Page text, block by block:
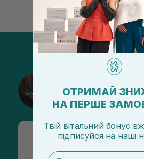
Подписаться
ОТРИМАЙ
НА ПЕРШЕ
Твій вітальний бонус
підписуйся на наші
email